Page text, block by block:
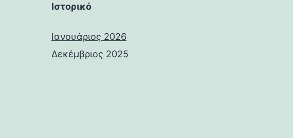
Ιστορικό
Ιανουάριος 2026
Δεκέμβριος 2025